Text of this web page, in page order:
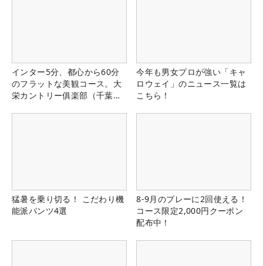
インター5分、都心から60分
のフラットな美観コース。大
栄カントリー俱楽部（千葉
今年も男女プロが強い「キャ
ロウェイ」のニュース一覧は
こちら！
猛暑を乗り切る！ こだわり機
能派パンツ4選
8-9月のプレーに2回使える！
コース限定2,000円クーポン
配布中！